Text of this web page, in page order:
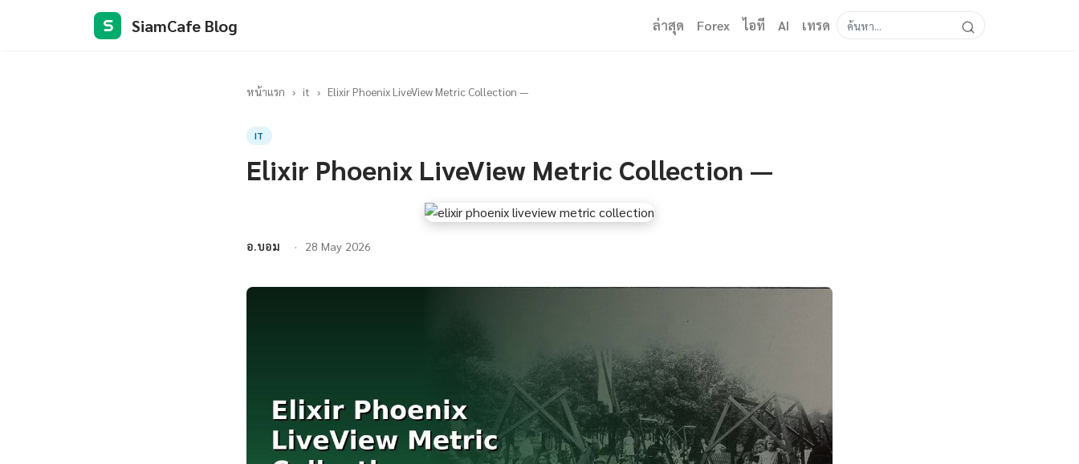
S SiamCafe Blog ล่าสุด Forex ไอที AI เทรด
หน้าแรก › it › Elixir Phoenix LiveView Metric Collection —
IT
Elixir Phoenix LiveView Metric Collection —
อ.บอม 28 May 2026